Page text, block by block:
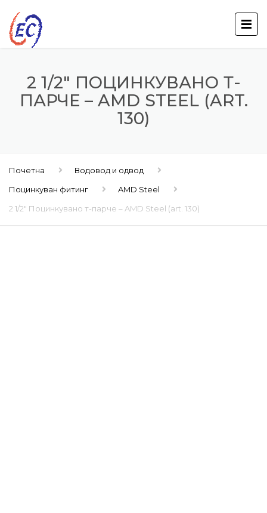
2 1/2″ ПОЦИНКУВАНО Т-
ПАРЧЕ – AMD STEEL (ART.
130)
Почетна
Водовод и одвод
Поцинкуван фитинг
AMD Steel
2 1/2″ Поцинкувано т-парче – AMD Steel (art. 130)